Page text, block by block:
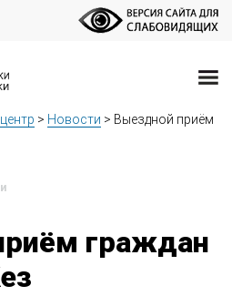
> Новости > Выездной приём
граждан